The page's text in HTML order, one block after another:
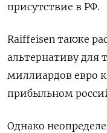
присутствие в РФ.
Raiffeisen также
альтернативу для
миллиардов евро
прибыльном
Однако